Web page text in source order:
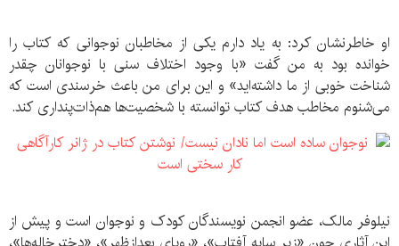
او خاطرنشان کرد: به یاد دارم یکی از مخاطبان نوجوانی که کتاب را
خوانده بود به من گفت «با وجود اختلاف سنی با نوجوانان چقدر
شناخت خوبی از ما داشته‌اید» و این برای من باعث خرسندی است که
می‌شنوم مخاطب هدف کتاب توانسته با شخصیت‌ها هم‌ذات‌پنداری کند.
نیلوفر مالک، عضو انجمن نویسندگان کودک و نوجوان است و پیش از